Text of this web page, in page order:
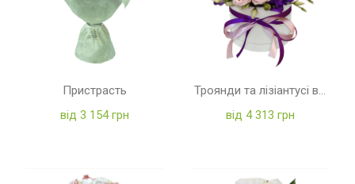
Пристрасть
від 3 154 грн
Троянди та лізіантусі в коробці
від 4 313 грн